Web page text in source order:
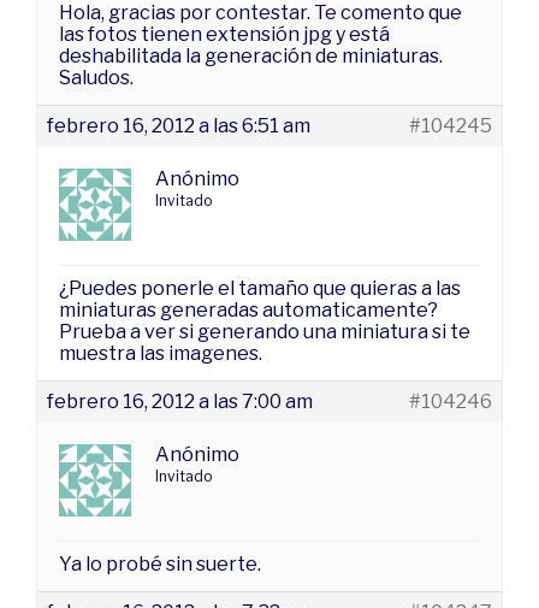
Hola, gracias por contestar. Te comento que
las fotos tienen extensión jpg y está
deshabilitada la generación de miniaturas.
Saludos.
febrero 16, 2012 a las 6:51 am #104245
Anónimo
Invitado
¿Puedes ponerle el tamaño que quieras a las
miniaturas generadas automaticamente?
Prueba a ver si generando una miniatura si te
muestra las imagenes.
febrero 16, 2012 a las 7:00 am #104246
Anónimo
Invitado
Ya lo probé sin suerte.